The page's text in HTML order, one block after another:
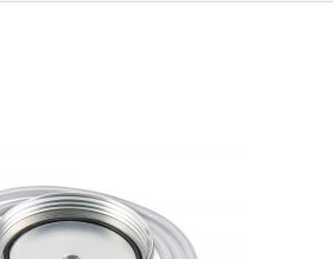
a ochranu samotného nářadí. Na zadní